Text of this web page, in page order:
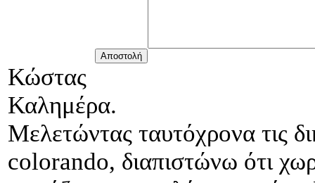
Κώστας
Καλημέρα.
Μελετώντας ταυτόχρονα τις
colorando, διαπιστώνω ότι